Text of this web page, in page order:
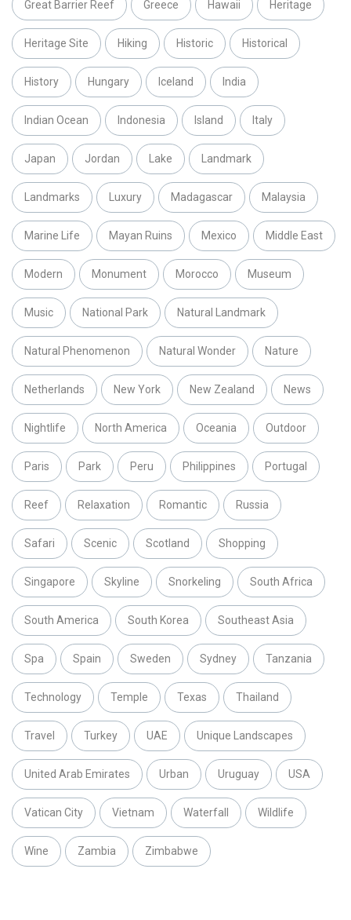
Great Barrier Reef Greece Hawaii Heritage
Heritage Site Hiking Historic Historical
History Hungary Iceland India
Indian Ocean Indonesia Island Italy
Japan Jordan Lake Landmark
Landmarks Luxury Madagascar Malaysia
Marine Life Mayan Ruins Mexico Middle East
Modern Monument Morocco Museum
Music National Park Natural Landmark
Natural Phenomenon Natural Wonder Nature
Netherlands New York New Zealand News
Nightlife North America Oceania Outdoor
Paris Park Peru Philippines Portugal
Reef Relaxation Romantic Russia
Safari Scenic Scotland Shopping
Singapore Skyline Snorkeling South Africa
South America South Korea Southeast Asia
Spa Spain Sweden Sydney Tanzania
Technology Temple Texas Thailand
Travel Turkey UAE Unique Landscapes
United Arab Emirates Urban Uruguay USA
Vatican City Vietnam Waterfall Wildlife
Wine Zambia Zimbabwe